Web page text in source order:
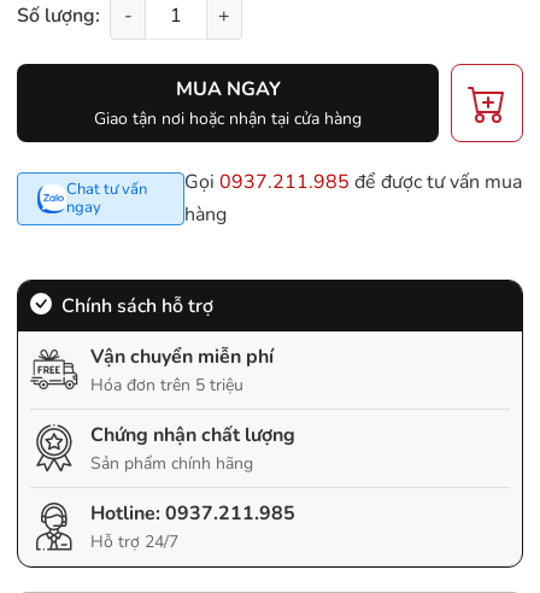
Số lượng: - +
MUA NGAY
Giao tận nơi hoặc nhận tại cửa hàng
Chat tư vấn
ngay
Gọi 0937.211.985 để được tư vấn mua
hàng
Chính sách hỗ trợ
Vận chuyển miễn phí
Hóa đơn trên 5 triệu
Chứng nhận chất lượng
Sản phẩm chính hãng
Hotline:0937.211.985
Hỗ trợ 24/7